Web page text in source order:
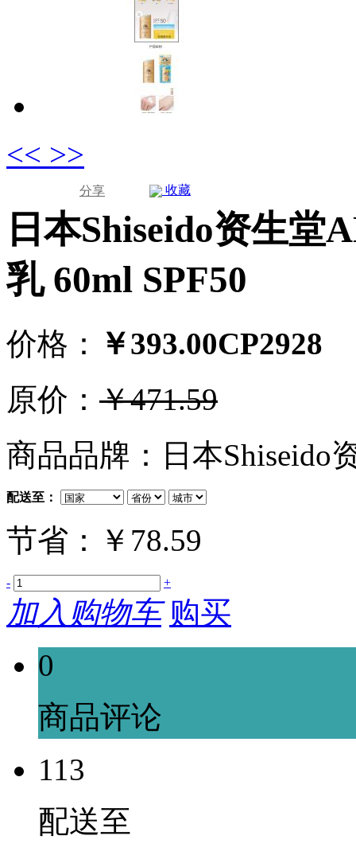
<< >>
分享 收藏
日本Shiseido资生堂
乳 60ml SPF50
价格： ￥393.00CP2928
原价： ￥471.59
商品品牌：日本Shiseido
配送至：
节省：￥78.59
- +
加入购物车 购买
0
商品评论
113
配送至